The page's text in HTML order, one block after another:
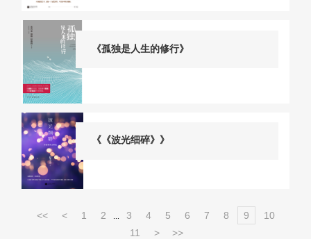
《孤独是人生的修行》
《《波光细碎》》
<< < 1 2 3 4 5 6 7 8 9
10
11
> >>